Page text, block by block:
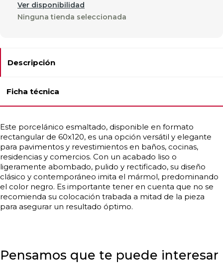
Ver disponibilidad
Ninguna tienda seleccionada
Descripción
Ficha técnica
Este porcelánico esmaltado, disponible en formato
rectangular de 60x120, es una opción versátil y elegante
para pavimentos y revestimientos en baños, cocinas,
residencias y comercios. Con un acabado liso o
ligeramente abombado, pulido y rectificado, su diseño
clásico y contemporáneo imita el mármol, predominando
el color negro. Es importante tener en cuenta que no se
recomienda su colocación trabada a mitad de la pieza
para asegurar un resultado óptimo.
Pensamos que te puede interesar